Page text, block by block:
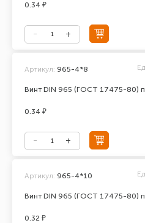
0.34 ₽
Винт DIN 965 (ГОСТ 17475-80)
Артикул: 965-4*8
0.34 ₽
Винт DIN 965 (ГОСТ 17475-80)
Артикул: 965-4*10
0.32 ₽